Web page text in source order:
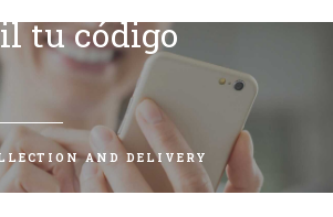
tu código
AND DELIVERY